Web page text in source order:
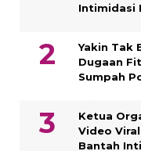
Intimidasi
Yakin Tak
Dugaan
Sumpah
Ketua
Video
Bantah